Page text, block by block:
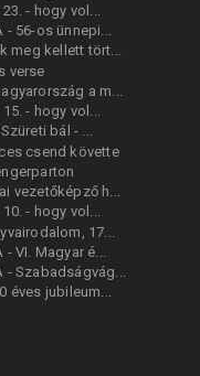
- hogy vol...
- 56-os ünnepi...
meg kellett tört...
verse
a m...
- hogy vol...
bál - ...
csend követte
vezetőképző h...
- hogy vol...
17...
VI. Magyar é...
- Szabadságvág...
éves jubileum...